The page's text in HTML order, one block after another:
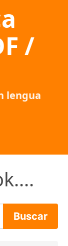
/
lengua